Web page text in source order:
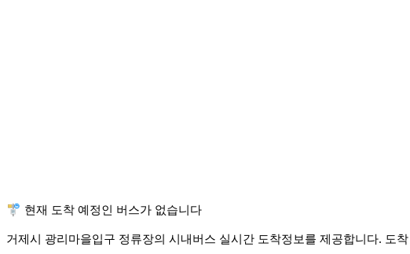
🚏 현재 도착 예정인 버스가 없습니다
거제시 광리마을입구 정류장의 시내버스 실시간 도착정보를 제공합니다. 도